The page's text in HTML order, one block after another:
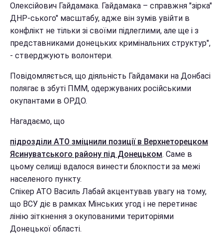
Олексійович Гайдамака. Гайдамака – справжня "зірка"
ДНР-ського" масштабу, адже він зумів увійти в
конфлікт не тільки зі своїми підлеглими, але ще і з
представниками донецьких кримінальних структур",
- стверджують волонтери.
Повідомляється, що діяльність Гайдамаки на Донбасі
полягає в збуті ПММ, одержуваних російськими
окупантами в ОРДО.
Нагадаємо, що
підрозділи АТО зміцнили позиції в Верхнеторецком
Ясинуватського району під Донецьком. Саме в
цьому селищі вдалося винести блокпости за межі
населеного пункту.
Спікер АТО Василь Лабай акцентував увагу на тому,
що ВСУ діє в рамках Мінських угод і не перетинає
лінію зіткнення з окупованими територіями
Донецької області.